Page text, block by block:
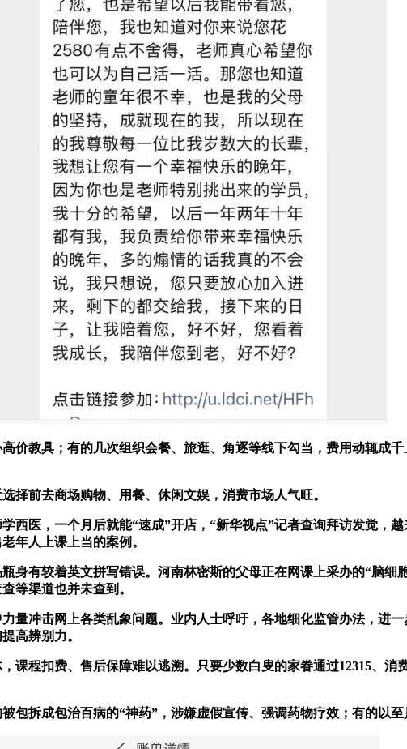
教具；有的几次组织会餐、旅逛、角逐等线下勾当，费用动辄成
前去商场购物、用餐、休闲文娱，消费市场人气旺。
医，一个月后就能“速成”开店，“新华视点”记者查询拜访发觉，
年人上课上当的案例。
有较着英文拼写错误。河南林密斯的父母正在网课上采办的“脑细
等渠道也并未查到。
冲击网上各类乱象问题。业内人士呼吁，各地细化监管办法，进
高辨别力。
程扣费、售后保障难以逃溯。只要少数白叟的家眷通过12315、消
拆成包治百病的“神药”，涉嫌虚假宣传、强调药物疗效；有的以至